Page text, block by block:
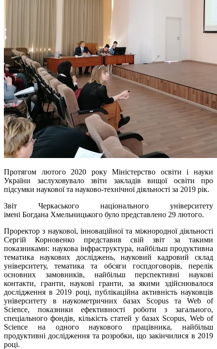
Протягом лютого 2020 року Міністерство освіти і науки
України заслуховувало звіти закладів вищої освіти про
підсумки наукової та науково-технічної діяльності за 2019 рік.
Звіт Черкаського національного університету
імені Богдана Хмельницького було представлено 29 лютого.
Проректор з наукової, інноваційної та міжнородної діяльності
Сергій Корновенко представив свій звіт за такими
показниками: наукова інфраструктура, найбільш продуктивна
тематика наукових досліджень, науковий кадровий склад
університету, тематика та обсяги госпдоговорів, перелік
основних замовників, найбільш перспективні наукові
контакти, гранти, наукові гранти, за якими здійснювалося
дослідженняв 2019 році, публікаційна активність науковців
університету в наукометричних базах Scopus та Web of
Science, показники ефективності роботи з загального,
спеціального фондів, кількість статей у базах Scopus, Web of
Science на одного наукового працівника, найбільш
продуктивні дослідження та розробки, що закінчилися в 2019
році.